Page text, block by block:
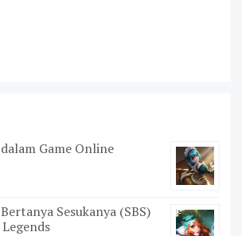
Game Online
Sesukanya (SBS)